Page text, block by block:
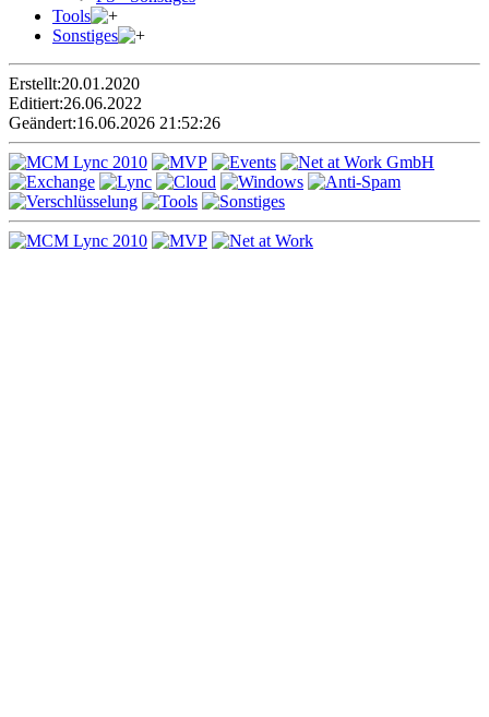
Tools
Sonstiges
Erstellt:20.01.2020
Editiert:26.06.2022
Geändert:16.06.2026 21:52:26